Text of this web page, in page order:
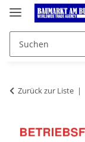
Zurück zur Liste